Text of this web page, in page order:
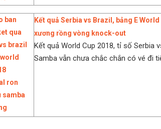
Kết quả Serbia vs Brazil, bảng E
xương rồng vòng knock-out
Kết quả World Cup 2018, tỉ số Serbia
Samba vẫn chưa chắc chắn có vé đi